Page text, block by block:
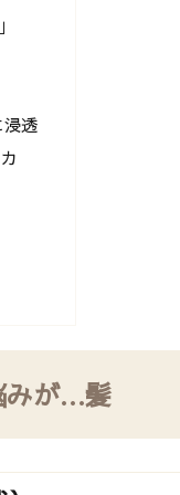
浸透
みが…髪